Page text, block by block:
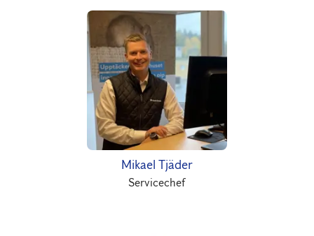
Mikael Tjäder
Servicechef